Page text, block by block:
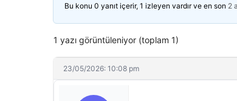
Bu konu 0 yanıt içerir, 1 izleyen vardır ve en son 2
1 yazı görüntüleniyor (toplam 1)
23/05/2026: 10:08 pm